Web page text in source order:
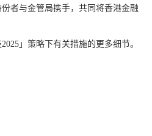
者与金管局携手，共同将香港金融
」策略下有关措施的更多细节。